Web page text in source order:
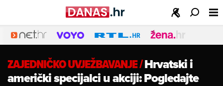
ZAJEDNIČKO UVJEŽBAVANJE/Hrvatski i
američki specijalci u akciji: Pogledajte